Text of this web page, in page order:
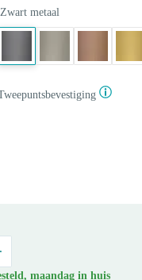
Zwart metaal
maandag in huis